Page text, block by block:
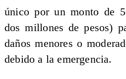
único por un monto de
dos millones de pesos)
daños menores o
debido a la emergencia.